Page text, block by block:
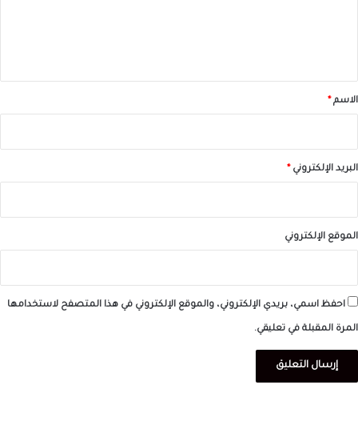
*الاسم *
البريد الإلكتروني *
الموقع الإلكتروني
احفظ اسمي، بريدي الإلكتروني، والموقع الإلكتروني في هذا المتصفح لاستخدامها
المرة المقبلة في تعليقي.